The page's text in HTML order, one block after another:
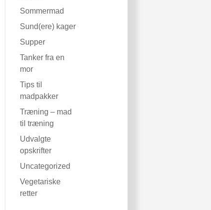
Sommermad
Sund(ere) kager
Supper
Tanker fra en
mor
Tips til
madpakker
Træning – mad
til træning
Udvalgte
opskrifter
Uncategorized
Vegetariske
retter